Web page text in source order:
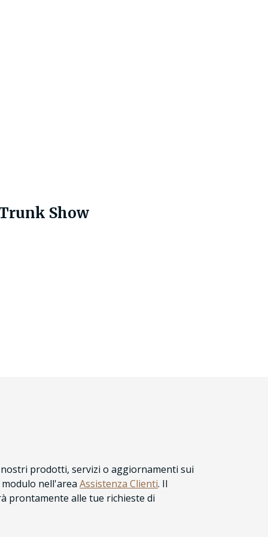
Show
prodotti, servizi o aggiornamenti sui
nell'area Assistenza Clienti. Il
prontamente alle tue richieste di